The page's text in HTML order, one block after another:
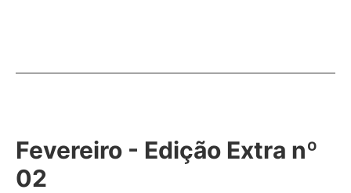
Fevereiro - Edição Extra nº
02